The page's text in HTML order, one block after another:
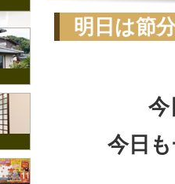
明日は節
今
今日